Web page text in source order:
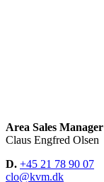
Area Sales Manager
Claus Engfred Olsen
D. +45 21 78 90 07
clo@kvm.dk